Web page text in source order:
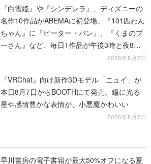
『白雪姫』や『シンデレラ』、ディズニーの
名作10作品がABEMAに初登場。『101匹わん
ちゃん』に『ピーター・パン』、『くまのプ
ーさん』など、毎日1作品が午後3時と夜8時
2026年8月7日
『VRChat』向け新作3Dモデル「ニュイ」が
本日8月7日からBOOTHにて発売。瞳に光る
星や感情豊かな表情が、小悪魔かわいい
2026年8月7日
早川書房の電子書籍が最大50%オフになる夏